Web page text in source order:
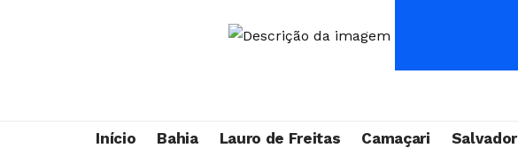
Início Bahia Lauro de Freitas Camaçari Salvador